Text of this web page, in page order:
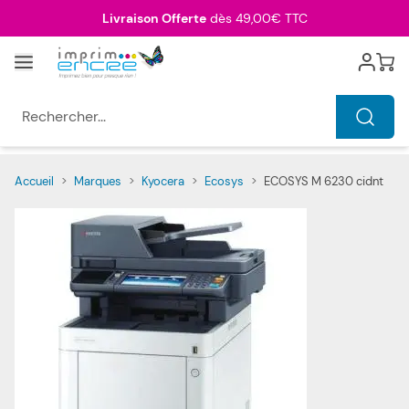
Livraison Offertedès 49,00€ TTC
Menu Cart
Accueil > Marques > Kyocera > Ecosys > ECOSYS M 6230 cidnt